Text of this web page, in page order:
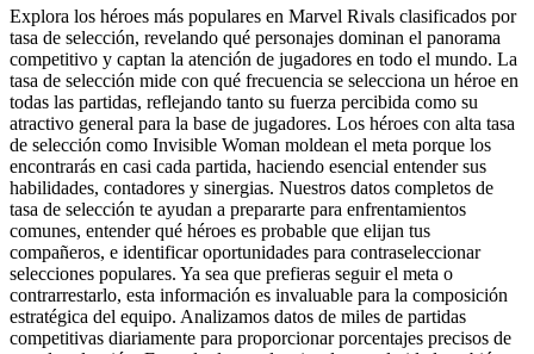
Explora los héroes más populares en Marvel Rivals clasificados por
tasa de selección, revelando qué personajes dominan el panorama
competitivo y captan la atención de jugadores en todo el mundo. La
tasa de selección mide con qué frecuencia se selecciona un héroe en
todas las partidas, reflejando tanto su fuerza percibida como su
atractivo general para la base de jugadores. Los héroes con alta tasa
de selección como Invisible Woman moldean el meta porque los
encontrarás en casi cada partida, haciendo esencial entender sus
habilidades, contadores y sinergias. Nuestros datos completos de
tasa de selección te ayudan a prepararte para enfrentamientos
comunes, entender qué héroes es probable que elijan tus
compañeros, e identificar oportunidades para contraseleccionar
selecciones populares. Ya sea que prefieras seguir el meta o
contrarrestarlo, esta información es invaluable para la composición
estratégica del equipo. Analizamos datos de miles de partidas
competitivas diariamente para proporcionar porcentajes precisos de